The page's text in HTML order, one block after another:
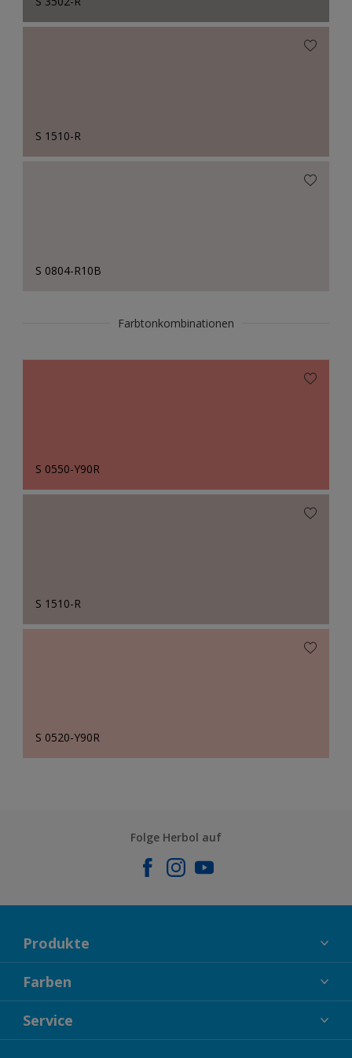
S 1510-R
S 0804-R10B
Farbtonkombinationen
S 0550-Y90R
S 1510-R
S 0520-Y90R
Folge Herbol auf
Produkte
FASSADENFARBEN
INNENFARBEN
LACKE
Farben
KOLLEKTIONEN
FARBTRENDS
Service